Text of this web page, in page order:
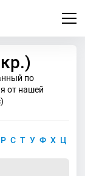
по
от нашей
Р С Т У Ф Х Ц